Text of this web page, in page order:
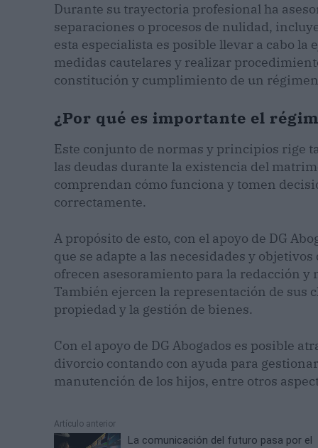
Durante su trayectoria profesional ha
separaciones o procesos de nulidad,
esta especialista es posible llevar a cabo
medidas cautelares y realizar
constitución y cumplimiento de un
¿Por qué es importante el
Este conjunto de normas y principios rige
las deudas durante la existencia del
comprendan cómo funciona y tomen
correctamente.
A propósito de esto, con el apoyo de DG
que se adapte a las necesidades y
ofrecen asesoramiento para la redacción y
También ejercen la representación de sus
propiedad y la gestión de bienes.
Con el apoyo de DG Abogados es posible
divorcio contando con ayuda para
manutención de los hijos, entre otros
Artículo anterior
La comunicación del futuro pasa por el